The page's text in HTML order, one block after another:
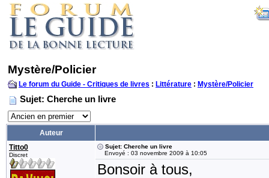
Mystère/Policier
Le forum du Guide - Critiques de livres : Littérature : Mystère/Policier
Sujet: Cherche un livre
Auteur
Titto0
Discret
Sujet: Cherche un livre
Envoyé : 03 novembre 2009 à 10:05
Bonsoir à tous,